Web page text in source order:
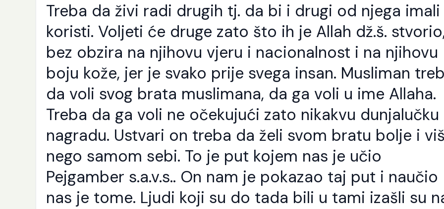
Treba da živi radi drugih tj. da bi i drugi od njega imali
koristi. Voljeti će druge zato što ih je Allah dž.š.
bez obzira na njihovu vjeru i nacionalnost i na njihovu
boju kože, jer je svako prije svega insan. Musliman
da voli svog brata muslimana, da ga voli u ime Allaha.
Treba da ga voli ne očekujući zato nikakvu dunjalučku
nagradu. Ustvari on treba da želi svom bratu bolje i
nego samom sebi. To je put kojem nas je učio
Pejgamber s.a.v.s.. On nam je pokazao taj put i naučio
nas je tome. Ljudi koji su do tada bili u tami izašli su
Ko god slijedi Allahov
put treba da zna da
je to i put Allahovih
evlija.
Kod svakog jela
stvari važne
Šejh Ismail effendi.
Rahmani-r-Rahim. Kod